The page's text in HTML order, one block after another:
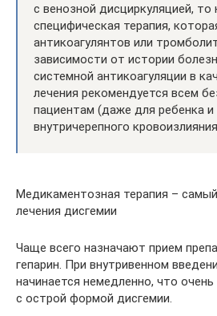
с венозной дисциркуляцией, то
специфическая терапия,
антикоагулянтов или
зависимости от истории
системной антикоагуляции в
лечения рекомендуется всем
пациентам (даже для ребенка и
внутричерепного
Медикаментозная терапия –
лечения дисгемии
Чаще всего назначают прием
гепарин. При внутривенном
начинается немедленно, что
с острой формой дисгемии.